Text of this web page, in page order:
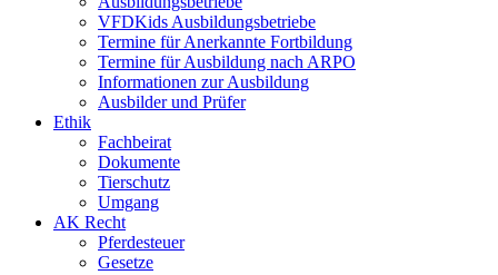
VFDKids Ausbildungsbetriebe
Termine für Anerkannte Fortbildung
Termine für Ausbildung nach ARPO
Informationen zur Ausbildung
Ausbilder und Prüfer
Ethik
Fachbeirat
Dokumente
Tierschutz
Umgang
AK Recht
Pferdesteuer
Gesetze